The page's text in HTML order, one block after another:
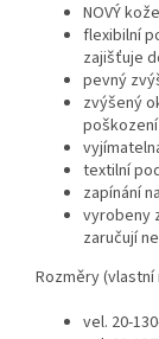
NOVÝ
flexibilní
zajišťuje
pevný
zvýšený
poškození
textilní
zapínání
vyrobeny
zaručují
Rozměry (vlastní
vel. 20-